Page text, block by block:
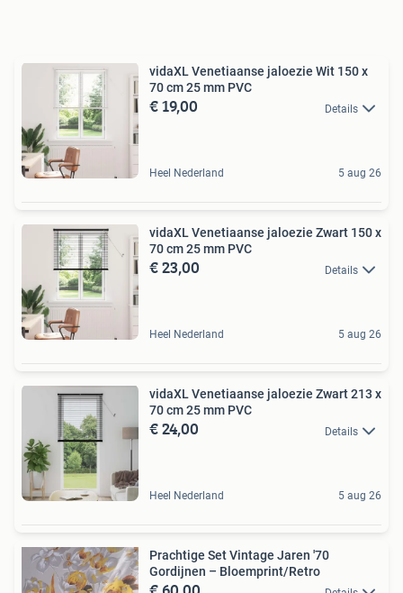
vidaXL Venetiaanse jaloezie Wit 150 x
70 cm 25 mm PVC
€ 19,00 Details
Heel Nederland 5 aug 26
vidaXL Venetiaanse jaloezie Zwart 150 x
70 cm 25 mm PVC
€ 23,00 Details
Heel Nederland 5 aug 26
vidaXL Venetiaanse jaloezie Zwart 213 x
70 cm 25 mm PVC
€ 24,00 Details
Heel Nederland 5 aug 26
Prachtige Set Vintage Jaren '70
Gordijnen – Bloemprint/Retro